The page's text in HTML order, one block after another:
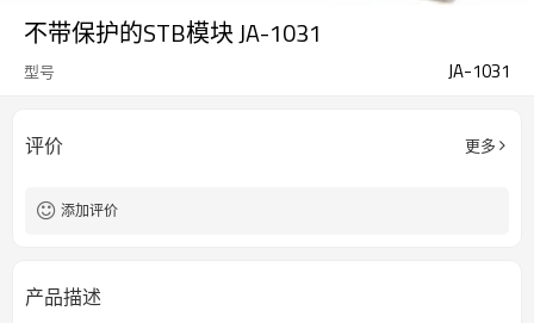
不带保护的STB模块 JA-1031
型号 JA-1031
评价 更多
添加评价
产品描述